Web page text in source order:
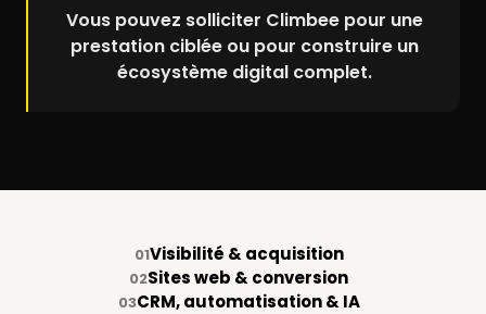
Vous pouvez solliciter Climbee pour une
prestation ciblée ou pour construire un
écosystème digital complet.
01Visibilité & acquisition
02Sites web & conversion
03CRM, automatisation & IA